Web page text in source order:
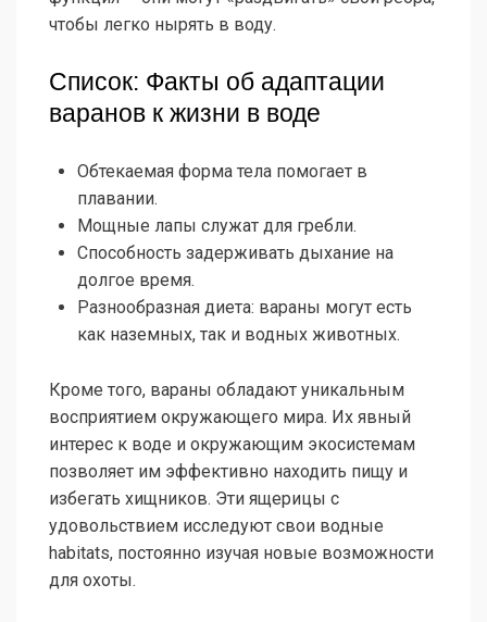
чтобы легко нырять в воду.
Список: Факты об адаптации
варанов к жизни в воде
Обтекаемая форма тела помогает в
плавании.
Мощные лапы служат для гребли.
Способность задерживать дыхание на
долгое время.
Разнообразная диета: вараны могут есть
как наземных, так и водных животных.
Кроме того, вараны обладают уникальным
восприятием окружающего мира. Их явный
интерес к воде и окружающим экосистемам
позволяет им эффективно находить пищу и
избегать хищников. Эти ящерицы с
удовольствием исследуют свои водные
habitats, постоянно изучая новые возможности
для охоты.